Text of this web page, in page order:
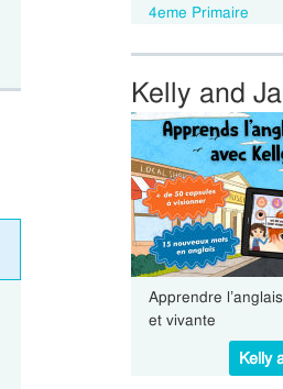
4eme Primaire
Kelly and
Apprendre
et vivante
Kelly